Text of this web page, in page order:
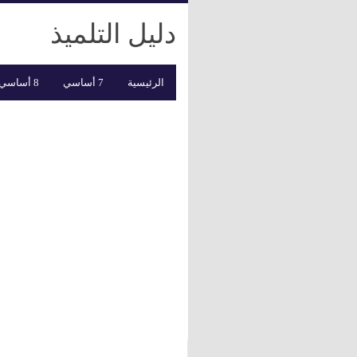
دليل التلميذ
الرئيسية 7 أساسي 8 أساسي